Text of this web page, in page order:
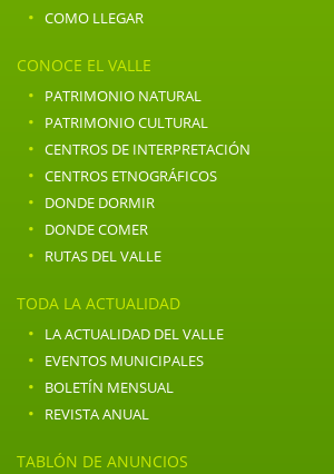
· COMO LLEGAR
CONOCE EL VALLE
· PATRIMONIO NATURAL
· PATRIMONIO CULTURAL
· CENTROS DE INTERPRETACIÓN
· CENTROS ETNOGRÁFICOS
· DONDE DORMIR
· DONDE COMER
· RUTAS DEL VALLE
TODA LA ACTUALIDAD
· LA ACTUALIDAD DEL VALLE
· EVENTOS MUNICIPALES
· BOLETÍN MENSUAL
· REVISTA ANUAL
TABLÓN DE ANUNCIOS